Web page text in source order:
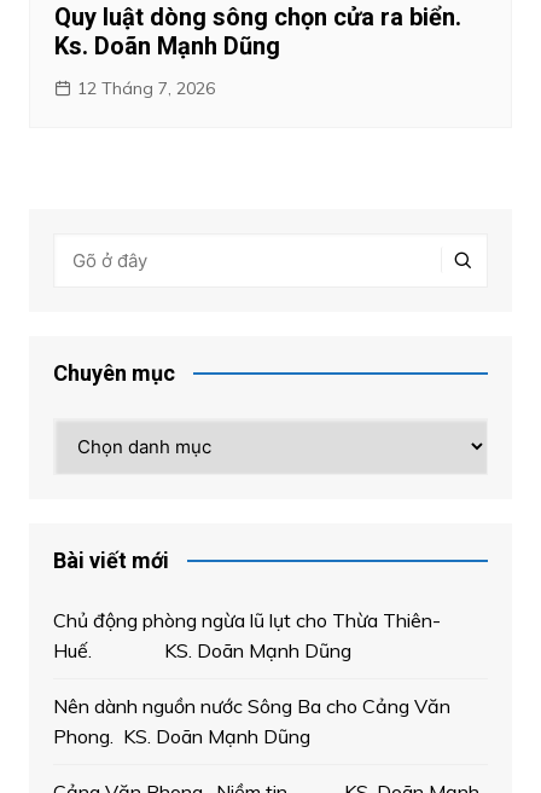
Quy luật dòng sông chọn cửa ra biển.
Ks. Doãn Mạnh Dũng
12 Tháng 7, 2026
Chuyên mục
mục
Bài viết mới
Chủ động phòng ngừa lũ lụt cho Thừa Thiên-
Huế. KS. Doãn Mạnh Dũng
Nên dành nguồn nước Sông Ba cho Cảng Văn
Phong. KS. Doãn Mạnh Dũng